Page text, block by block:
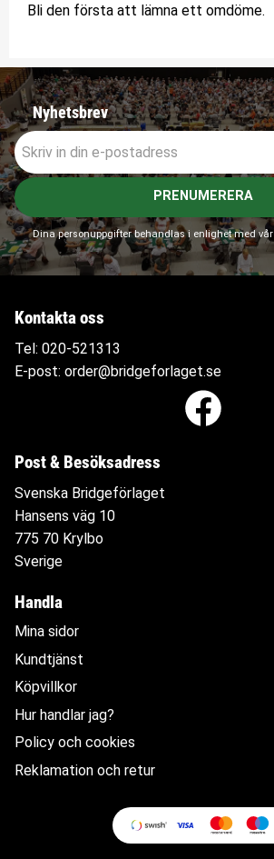
Bli den första att lämna ett omdöme.
Nyhetsbrev
PRENUMERERA
Dina personuppgifter behandlas i enlighet med vår
Kontakta oss
Tel: 020-521313
E-post: order@bridgeforlaget.se
Post & Besöksadress
Svenska Bridgeförlaget
Hansens väg 10
775 70 Krylbo
Sverige
Handla
Mina sidor
Kundtjänst
Köpvillkor
Hur handlar jag?
Policy och cookies
Reklamation och retur